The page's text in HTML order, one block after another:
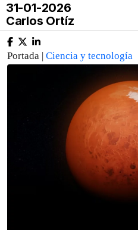
31-01-2026
Carlos Ortíz
Portada | Ciencia y tecnología